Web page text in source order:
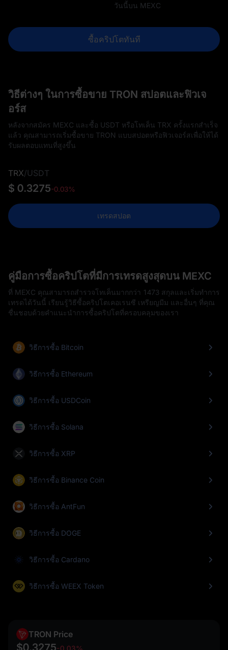
วันนี้บน MEXC
ซื้อคริปโตทันที
วิธีต่างๆ ในการซื้อขาย TRON สปอตและฟิวเจ
อร์ส
หลังจากสมัคร MEXC และซื้อ USDT หรือโทเค็น TRX ครั้งแรกสำเร็จ
แล้ว คุณสามารถเริ่มซื้อขาย TRON แบบสปอตหรือฟิวเจอร์สเพื่อให้ได้
รับผลตอบแทนที่สูงขึ้น
TRX/USDT
$ 0.3275-0.03%
เทรดสปอต
คู่มือการซื้อคริปโตที่มีการเทรดสูงสุดบน MEXC
ที่ MEXC คุณสามารถสำรวจโทเค็นมากกว่า 1473 สกุลและเริ่มทำการ
เทรดได้วันนี้ เรียนรู้วิธีซื้อคริปโตเคอเรนซี เหรียญมีม และอื่นๆ ที่คุณ
ชื่นชอบด้วยคำแนะนำการซื้อคริปโตที่ครอบคลุมของเรา
วิธีการซื้อ Bitcoin
วิธีการซื้อ Ethereum
วิธีการซื้อ USDCoin
วิธีการซื้อ Solana
วิธีการซื้อ XRP
วิธีการซื้อ Binance Coin
วิธีการซื้อ AntFun
วิธีการซื้อ DOGE
วิธีการซื้อ Cardano
วิธีการซื้อ WEEX Token
TRON Price
$0.3275-0.03%